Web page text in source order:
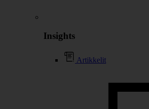
Insights
Artikkelit